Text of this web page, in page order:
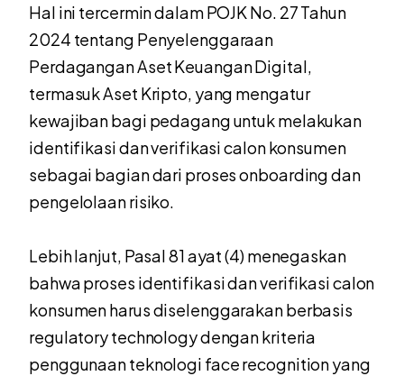
Hal ini tercermin dalam POJK No. 27 Tahun
2024 tentang Penyelenggaraan
Perdagangan Aset Keuangan Digital,
termasuk Aset Kripto, yang mengatur
kewajiban bagi pedagang untuk melakukan
identifikasi dan verifikasi calon konsumen
sebagai bagian dari proses onboarding dan
pengelolaan risiko.
Lebih lanjut, Pasal 81 ayat (4) menegaskan
bahwa proses identifikasi dan verifikasi calon
konsumen harus diselenggarakan berbasis
regulatory technology dengan kriteria
penggunaan teknologi face recognition yang